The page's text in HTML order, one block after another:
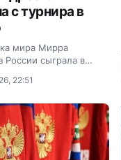
с турнира в
мира Мирра
России сыграла в
(Канада).
22:51